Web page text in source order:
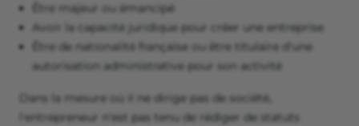
Être majeur ou émancipé
Avoir la capacité juridique pour créer une entreprise
Être de nationalité française ou être titulaire d'une
autorisation administrative pour son activité
Dans la mesure où il ne dirige pas de société,
l'entrepreneur n'est pas tenu de rédiger de statuts